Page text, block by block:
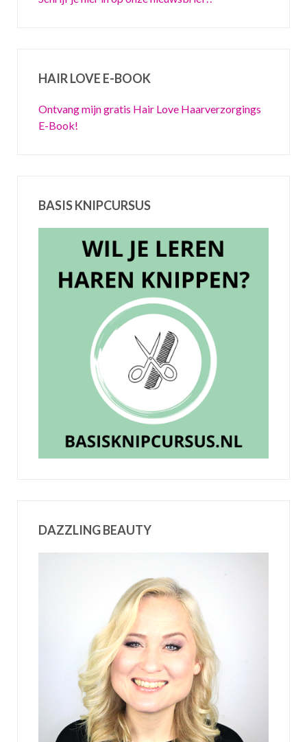
HAIR LOVE E-BOOK
Ontvang mijn gratis Hair Love Haarverzorgings
E-Book!
BASIS KNIPCURSUS
DAZZLING BEAUTY